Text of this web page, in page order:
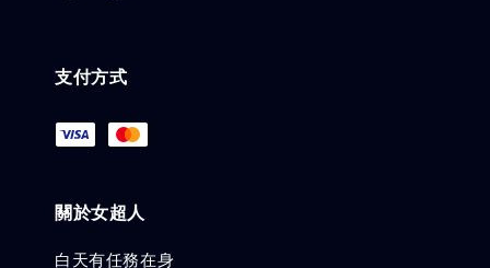
支付方式
關於女超人
白天有任務在身